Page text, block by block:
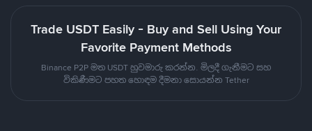
Trade USDT Easily - Buy and Sell Using Your
Favorite Payment Methods
Binance P2P මත USDT හුවමාරු කරන්න. මිලදී ගැනීමට සහ
විකිණීමට පහත හොඳම දීමනා සොයන්න Tether